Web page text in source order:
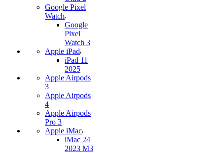
Google Pixel
Watch
Google
Pixel
Watch 3
Apple iPad
iPad 11
2025
Apple Airpods
3
Apple Airpods
4
Apple Airpods
Pro 3
Apple iMac
iMac 24
2023 M3